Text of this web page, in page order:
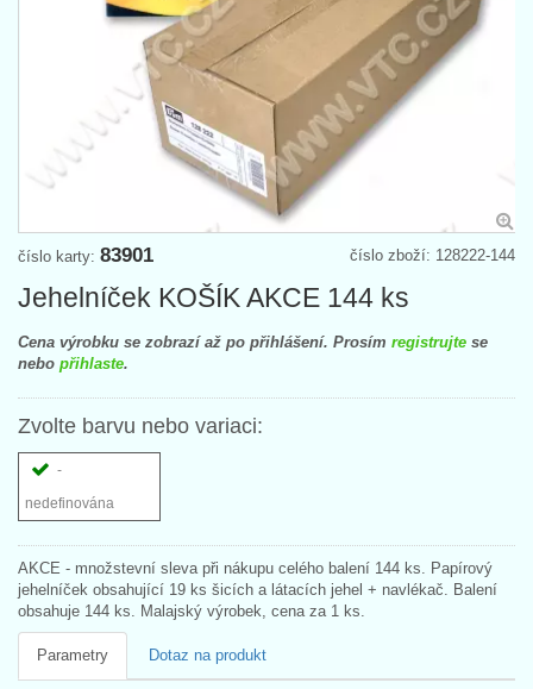
číslo zboží: 128222-144
číslo karty: 83901
Jehelníček KOŠÍK AKCE 144 ks
Cena výrobku se zobrazí až po přihlášení. Prosím registrujte se
nebo přihlaste.
Zvolte barvu nebo variaci:
-
nedefinována
AKCE - množstevní sleva při nákupu celého balení 144 ks. Papírový
jehelníček obsahující 19 ks šicích a látacích jehel + navlékač. Balení
obsahuje 144 ks. Malajský výrobek, cena za 1 ks.
Parametry Dotaz na produkt